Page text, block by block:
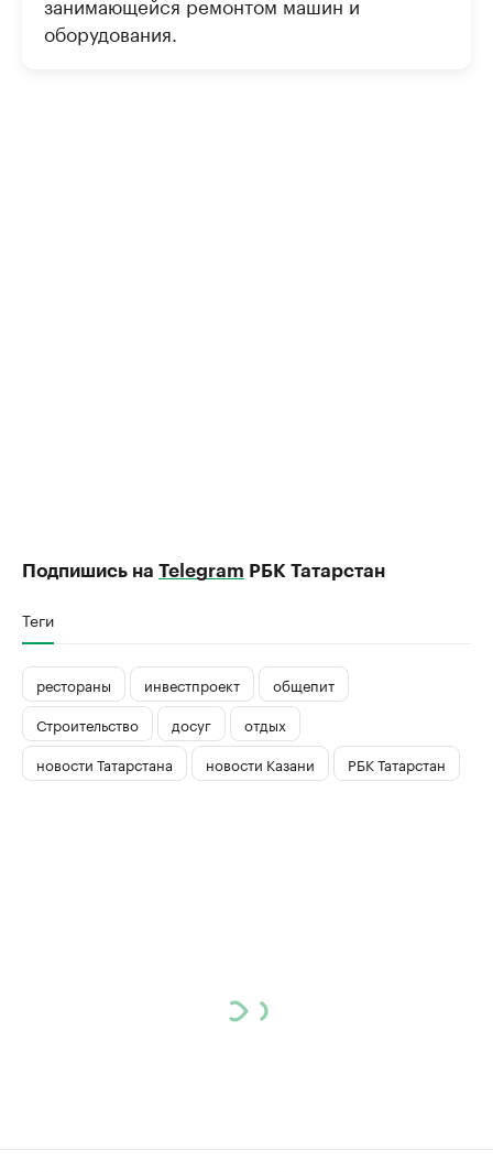
оборудования.
Подпишись на Telegram РБК Татарстан
Теги
рестораны инвестпроект
общепит
Строительство
досуг
отдых
новости Татарстана
новости Казани РБК Татарстан